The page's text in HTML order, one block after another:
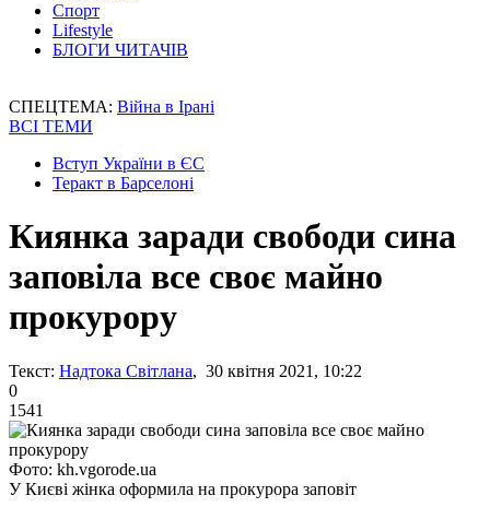
Спорт
Lifestyle
БЛОГИ ЧИТАЧІВ
СПЕЦТЕМА: Війна в Ірані
ВСІ ТЕМИ
Вступ України в ЄС
Теракт в Барселоні
Киянка заради свободи сина
заповіла все своє майно
прокурору
Текст: Надтока Світлана, 30 квітня 2021, 10:22
0
1541
Фото: kh.vgorode.ua
У Києві жінка оформила на прокурора заповіт